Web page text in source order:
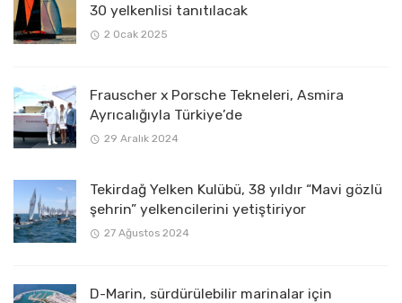
30 yelkenlisi tanıtılacak
2 Ocak 2025
Frauscher x Porsche Tekneleri, Asmira
Ayrıcalığıyla Türkiye’de
29 Aralık 2024
Tekirdağ Yelken Kulübü, 38 yıldır “Mavi gözlü
şehrin” yelkencilerini yetiştiriyor
27 Ağustos 2024
D-Marin, sürdürülebilir marinalar için